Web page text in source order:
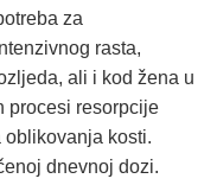
za
rasta,
ali i kod žena u
procesi resorpcije
oblikovanja kosti.
dnevnoj dozi.